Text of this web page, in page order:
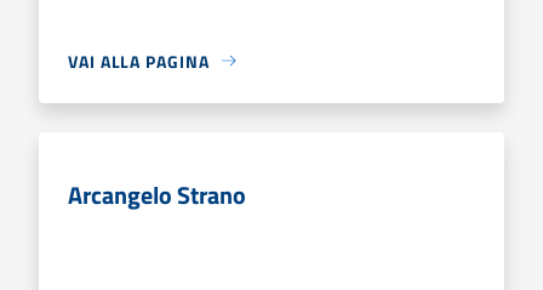
VAI ALLA PAGINA
Arcangelo Strano